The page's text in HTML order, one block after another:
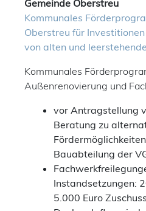
Gemeinde Oberstreu
Kommunales
Oberstreu für
von alten und
Kommunales
Außenrenovierung und
vor Antragstellung
Beratung zu
Bauabteilung der
Instandsetzungen:
5.000 Euro Zuschuss